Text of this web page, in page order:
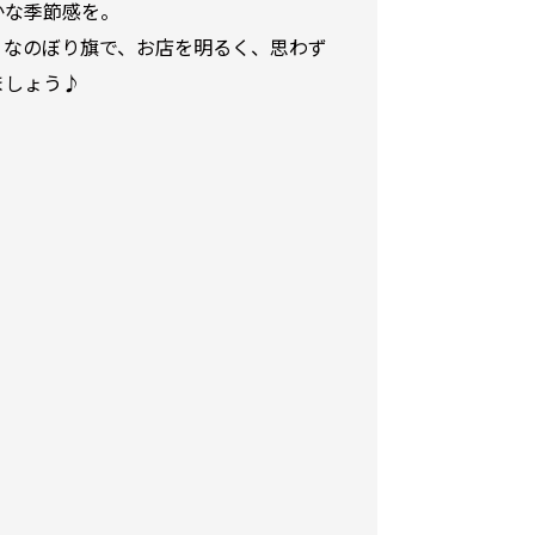
季節感を。
のぼり旗で、お店を明るく、思わず
しょう♪